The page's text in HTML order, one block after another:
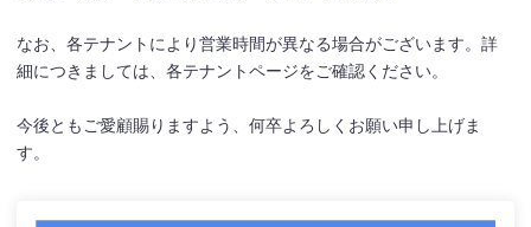
なお、各テナントにより営業時間が異なる場合がございます。詳
細につきましては、各テナントページをご確認ください。
今後ともご愛顧賜りますよう、何卒よろしくお願い申し上げま
す。